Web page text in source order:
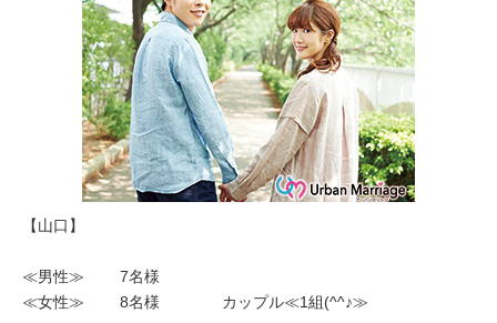
【山口】
≪男性≫ 7名様
≪女性≫ 8名様 カップル≪1組(^^♪≫